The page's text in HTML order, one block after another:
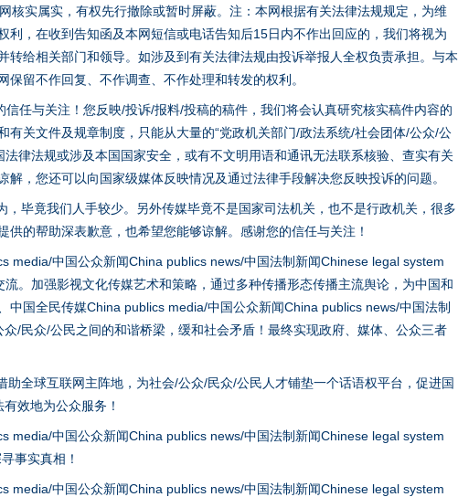
核实属实，有权先行撤除或暂时屏蔽。注：本网根据有关法律法规规定，为维
，在收到告知函及本网短信或电话告知后15日内不作出回应的，我们将视为
给相关部门和领导。如涉及到有关法律法规由投诉举报人全权负责承担。与本
留不作回复、不作调查、不作处理和转发的权利。
任与关注！您反映/投诉/报料/投稿的稿件，我们将会认真研究核实稿件内容的
关文件及规章制度，只能从大量的“党政机关部门/政法系统/社会团体/公众/公
律法规或涉及本国国家安全，或有不文明用语和通讯无法联系核验、查实有关
，您还可以向国家级媒体反映情况及通过法律手段解决您反映投诉的问题。
毕竟我们人手较少。另外传媒毕竟不是国家司法机关，也不是行政机关，很多
的帮助深表歉意，也希望您能够谅解。感谢您的信任与关注！
media/中国公众新闻China publics news/中国法制新闻Chinese legal system
。加强影视文化传媒艺术和策略，通过多种传播形态传播主流舆论，为中国和
国全民传媒China publics media/中国公众新闻China publics news/中国法制
/民众/公民之间的和谐桥梁，缓和社会矛盾！最终实现政府、媒体、公众三者
全球互联网主阵地，为社会/公众/民众/公民人才铺垫一个话语权平台，促进国
效地为公众服务！
media/中国公众新闻China publics news/中国法制新闻Chinese legal system
事实真相！
media/中国公众新闻China publics news/中国法制新闻Chinese legal system
严重违纪违法案透视
千亩耕地变“别墅”
物安全法正式实施